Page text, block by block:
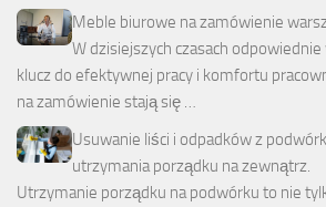
Meble biurowe na zamówienie
W dzisiejszych czasach
klucz do efektywnej pracy i komfortu
na zamówienie stają się …
Usuwanie liści i odpadków z
utrzymania porządku na zewnątrz.
Utrzymanie porządku na podwórku to nie